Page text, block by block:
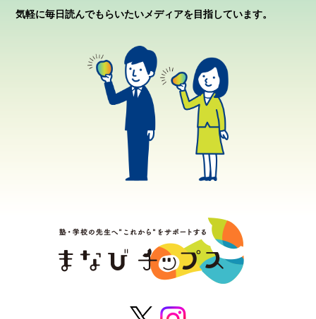
気軽に毎日読んでもらいたいメディアを目指しています。